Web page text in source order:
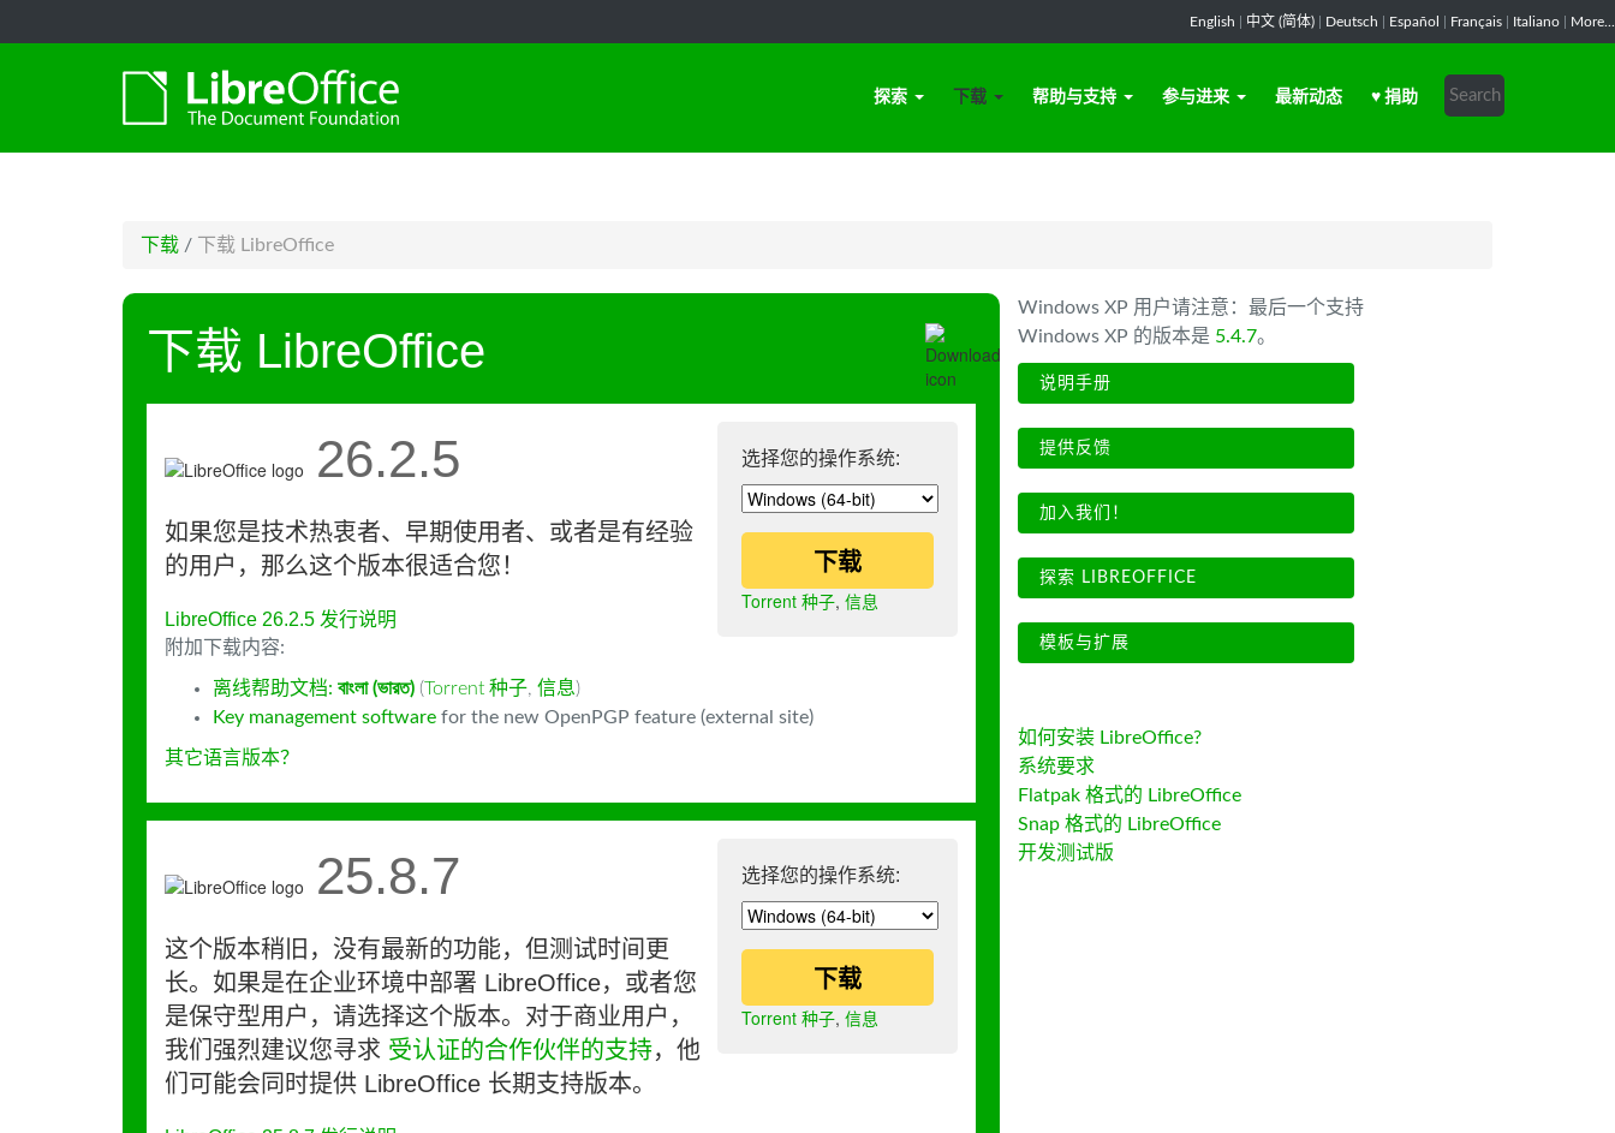
English 中文 (简体) Deutsch Español Français Italiano More...
探索 下载 帮助与支持 参与进来 最新动态 ♥ 捐助
下载 / 下载 LibreOffice
下载 LibreOffice
选择您的操作系统:
下载
Torrent 种子, 信息
26.2.5
如果您是技术热衷者、早期使用者、或者是有经验
的用户，那么这个版本很适合您！
LibreOffice 26.2.5 发行说明
附加下载内容:
离线帮助文档: বাংলা (ভারত) (Torrent 种子, 信息)
Key management software for the new OpenPGP feature (external site)
其它语言版本？
选择您的操作系统:
下载
Torrent 种子, 信息
25.8.7
这个版本稍旧，没有最新的功能，但测试时间更
长。如果是在企业环境中部署 LibreOffice，或者您
是保守型用户，请选择这个版本。对于商业用户，
我们强烈建议您寻求 受认证的合作伙伴的支持，他
们可能会同时提供 LibreOffice 长期支持版本。
Windows XP 用户请注意：最后一个支持
Windows XP 的版本是 5.4.7。
说明手册
提供反馈
加入我们！
探索 LIBREOFFICE
模板与扩展
如何安装 LibreOffice?
系统要求
Flatpak 格式的 LibreOffice
Snap 格式的 LibreOffice
开发测试版